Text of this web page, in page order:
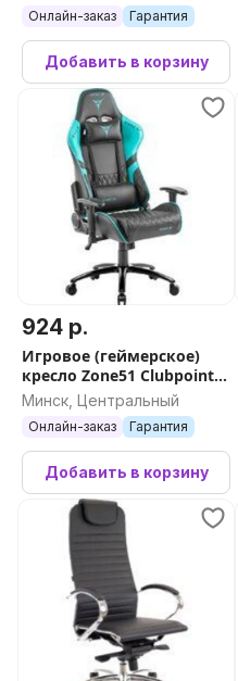
Онлайн-заказ Гарантия
Добавить в корзину
924 р.
Игровое (геймерское)
кресло Zone51 Clubpoint
(черный/голубой)
Минск, Центральный
Онлайн-заказ Гарантия
Добавить в корзину